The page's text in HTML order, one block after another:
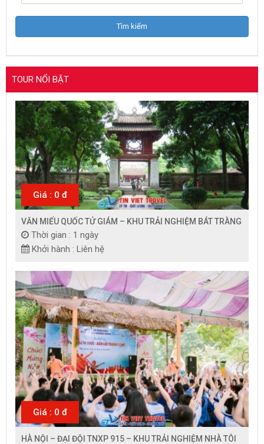
TOUR NỔI BẬT
Giá : 0 đ
VĂN MIẾU QUỐC TỬ GIÁM – KHU TRẢI NGHIỆM BÁT TRÀNG
Thời gian : 1 ngày
Khởi hành : Liên hệ
Giá : 0 đ
HÀ NỘI – ĐẠI ĐỘI TNXP 915 – KHU TRẢI NGHIỆM NHÀ TÔI